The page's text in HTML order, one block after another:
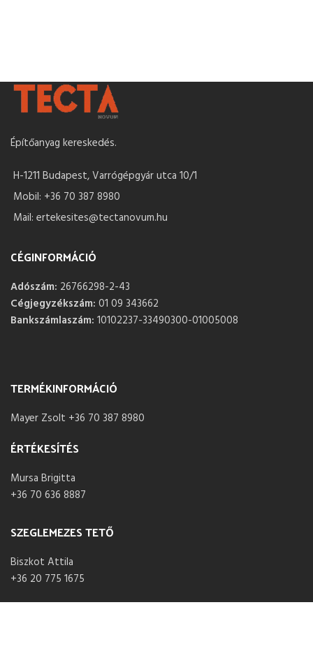
Építőanyag kereskedés.
H-1211 Budapest, Varrógépgyár utca 10/1
Mobil: +36 70 387 8980
Mail: ertekesites@tectanovum.hu
CÉGINFORMÁCIÓ
Adószám: 26766298-2-43
Cégjegyzékszám: 01 09 343662
Bankszámlaszám: 10102237-33490300-01005008
TERMÉKINFORMÁCIÓ
Mayer Zsolt +36 70 387 8980
ÉRTÉKESÍTÉS
Mursa Brigitta
+36 70 636 8887
SZEGLEMEZES TETŐ
Biszkot Attila
+36 20 775 1675
NYITVA TARTÁS